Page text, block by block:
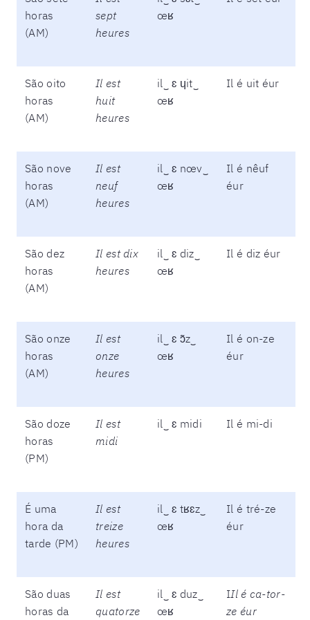
horas
(AM)
sept
heures
œʁ
São oito
horas
(AM)
Il est
huit
heures
il‿ ɛ ɥit‿
œʁ
Il é uit éur
São nove
horas
(AM)
Il est
neuf
heures
il‿ ɛ nœv‿
œʁ
Il é nêuf
éur
São dez
horas
(AM)
Il est dix
heures
il‿ ɛ diz‿
œʁ
Il é diz éur
São onze
horas
(AM)
Il est
onze
heures
il‿ ɛ ɔ̃z‿
œʁ
Il é on-ze
éur
São doze
horas
(PM)
Il est
midi
il‿ ɛ midi Il é mi-di
É uma
hora da
tarde (PM)
Il est
treize
heures
il‿ ɛ tʁɛz‿
œʁ
Il é tré-ze
éur
São duas
horas da
Il est
quatorze
il‿ ɛ duz‿
œʁ
IIl é ca-tor-
ze éur